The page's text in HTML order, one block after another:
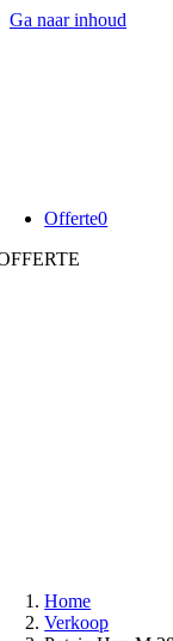
Ga naar inhoud
Offerte0
Home
Verkoop